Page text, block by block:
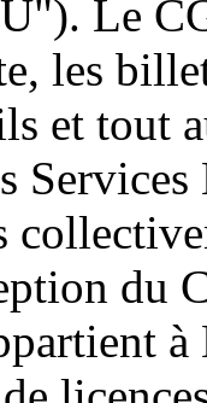
Le
les
et tout
du
à